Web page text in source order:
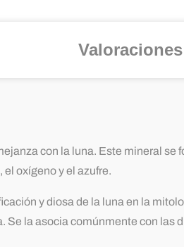
con la luna. Este mineral se
oxígeno y el azufre.
y diosa de la luna en la
Se la asocia comúnmente con las